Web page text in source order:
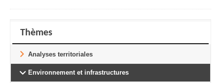
Thèmes
Analyses territoriales
Environnement et infrastructures